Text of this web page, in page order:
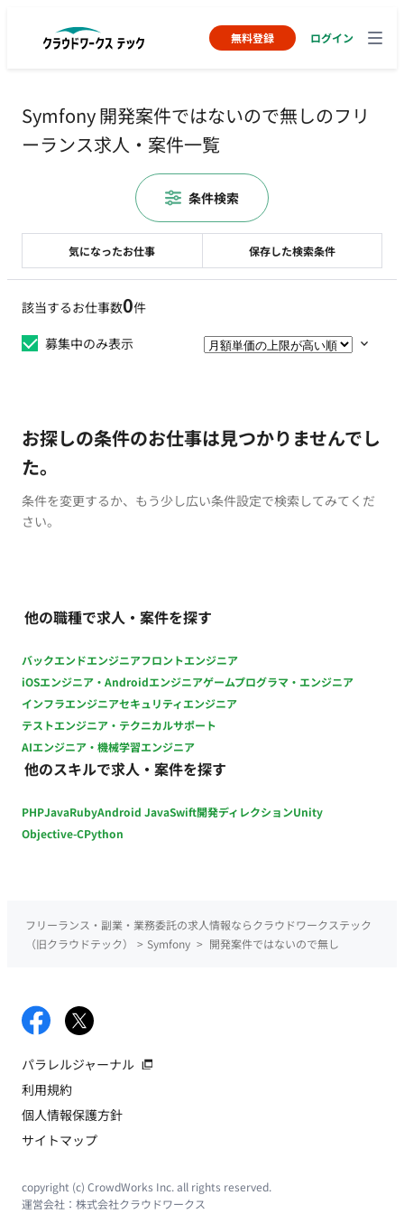
無料登録 ログイン
Symfony 開発案件ではないので無しのフリ
ーランス求人・案件一覧
該当するお仕事数0件
募集中のみ表示
お探しの条件のお仕事は見つかりませんでし
た。
条件を変更するか、もう少し広い条件設定で検索してみてくだ
さい。
他の職種で求人・案件を探す
バックエンドエンジニアフロントエンジニア
iOSエンジニア・Androidエンジニアゲームプログラマ・エンジニア
インフラエンジニアセキュリティエンジニア
テストエンジニア・テクニカルサポート
AIエンジニア・機械学習エンジニア
他のスキルで求人・案件を探す
PHPJavaRubyAndroid JavaSwift開発ディレクションUnity
Objective-CPython
気になったお仕事 保存した検索条件
条件検索
フリーランス・副業・業務委託の求人情報ならクラウドワークステック
（旧クラウドテック）
> Symfony > 開発案件ではないので無し
パラレルジャーナル
利用規約
個人情報保護方針
サイトマップ
copyright (c) CrowdWorks Inc. all rights reserved.
運営会社： 株式会社クラウドワークス